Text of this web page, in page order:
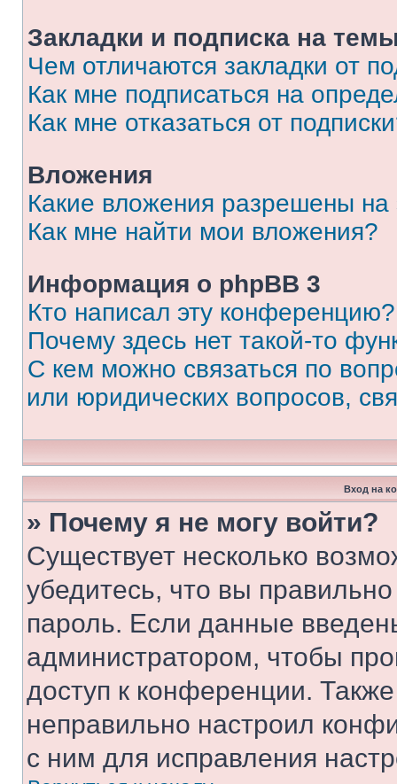
Закладки и подписка на
Чем отличаются закладки от
Как мне подписаться на
Как мне отказаться от
Вложения
Какие вложения разрешены
Как мне найти мои вложения?
Информация о phpBB 3
Кто написал эту конференцию?
Почему здесь нет такой-то
С кем можно связаться по
или юридических вопросов,
Вход на
» Почему я не могу войти?
Существует несколько
убедитесь, что вы
пароль. Если данные
администратором, чтобы
доступ к конференции.
неправильно настроил
с ним для исправления